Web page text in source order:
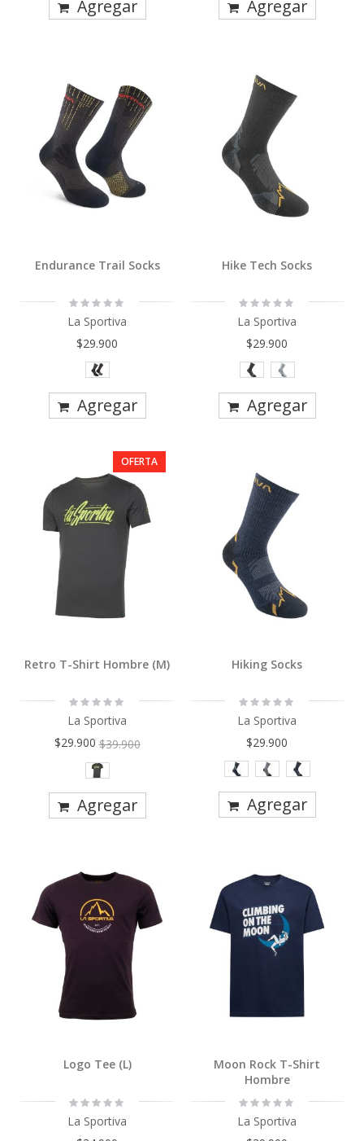
Agregar Agregar
Endurance Trail Socks
Rating:
La Sportiva
$29.900
Agregar
Hike Tech Socks
Rating:
La Sportiva
$29.900
Agregar
OFERTA
Retro T-Shirt Hombre (M)
Rating:
La Sportiva
$29.900 $39.900
Agregar
Hiking Socks
Rating:
La Sportiva
$29.900
Agregar
Logo Tee (L)
Rating:
0%
La Sportiva
Moon Rock T-Shirt
Hombre
Rating:
0%
La Sportiva